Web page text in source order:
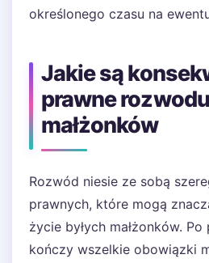
określonego czasu na
Jakie są
prawne
małżonków
Rozwód niesie ze sobą
prawnych, które mogą
życie byłych małżonków.
kończy wszelkie obowiązki